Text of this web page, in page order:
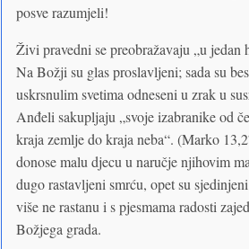
posve razumjeli!
Živi pravedni se preobražavaju „u jedan
Na Božji su glas proslavljeni; sada su
uskrsnulim svetima odneseni u zrak u
Anđeli sakupljaju „svoje izabranike od
kraja zemlje do kraja neba“. (Marko
donose malu djecu u naručje njihovim
dugo rastavljeni smrću, opet su
više ne rastanu i s pjesmama radosti
Božjega grada.